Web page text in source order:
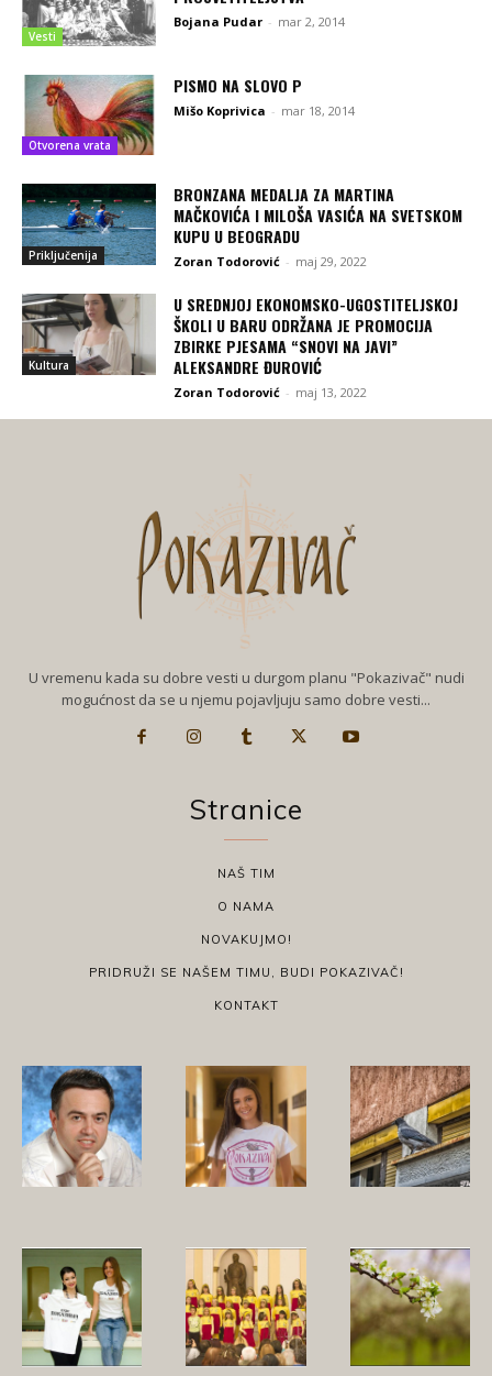
Vesti
Bojana Pudar - mar 2, 2014
Otvorena vrata
PISMO NA SLOVO P
Mišo Koprivica - mar 18, 2014
Priključenija
BRONZANA MEDALJA ZA MARTINA
MAČKOVIĆA I MILOŠA VASIĆA NA SVETSKOM
KUPU U BEOGRADU
Zoran Todorović - maj 29, 2022
Kultura
U SREDNJOJ EKONOMSKO-UGOSTITELJSKOJ
ŠKOLI U BARU ODRŽANA JE PROMOCIJA
ZBIRKE PJESAMA “SNOVI NA JAVI”
ALEKSANDRE ĐUROVIĆ
Zoran Todorović - maj 13, 2022
U vremenu kada su dobre vesti u durgom planu "Pokazivač" nudi
mogućnost da se u njemu pojavljuju samo dobre vesti...
Stranice
NAŠ TIM
O NAMA
NOVAKUJMO!
PRIDRUŽI SE NAŠEM TIMU, BUDI POKAZIVAČ!
KONTAKT